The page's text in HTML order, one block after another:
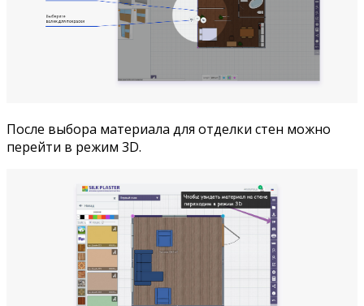
После выбора материала для отделки стен можно
перейти в режим 3D.